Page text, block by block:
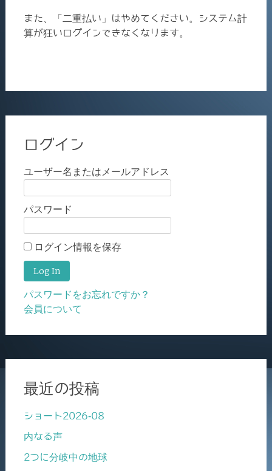
また、「二重払い」はやめてください。システム計
算が狂いログインできなくなります。
ログイン
ユーザー名またはメールアドレス
パスワード
ログイン情報を保存
パスワードをお忘れですか？
会員について
最近の投稿
ショート2026-08
内なる声
2つに分岐中の地球